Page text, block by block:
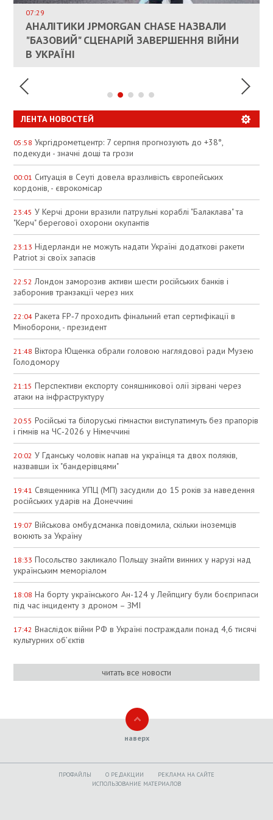
КАНДИДАТ В ПРЕМЬЕРЫ ПОЛЬШИ ПРИЗВАЛ
ЕС ПРЕКРАТИТЬ ВОЕННУЮ ПОМОЩЬ
УКРАИНЕ
07:29
АНАЛІТИКИ JPMORGAN CHASE НАЗВАЛИ
"БАЗОВИЙ" СЦЕНАРІЙ ЗАВЕРШЕННЯ ВІЙНИ
В УКРАЇНІ
СОСТОИТСЯ В БЛИЖАЙШЕЕ ВРЕМЯ, –
РЮТТЕ
ПАЛИВНИЙ РИНОК РОЗІГРІЛИ ШТУЧНО:
АНАЛІТИКИ ЗВИНУВАТИЛИ АЗС У
СПЕКУЛЯЦІЇ
ЛЕНТА НОВОСТЕЙ
05:58 Укргідрометцентр: 7 серпня прогнозують до +38°,
подекуди - значні дощі та грози
00:01 Ситуація в Сеуті довела вразливість європейських
кордонів, - єврокомісар
23:45 У Керчі дрони вразили патрульні кораблі "Балаклава" та
"Керч" берегової охорони окупантів
23:13 Нідерланди не можуть надати Україні додаткові ракети
Patriot зі своїх запасів
22:52 Лондон заморозив активи шести російських банків і
заборонив транзакції через них
22:04 Ракета FP‑7 проходить фінальний етап сертифікації в
Міноборони, - президент
21:48 Віктора Ющенка обрали головою наглядової ради Музею
Голодомору
21:15 Перспективи експорту соняшникової олії зірвані через
атаки на інфраструктуру
20:55 Російські та білоруські гімнастки виступатимуть без прапорів
і гімнів на ЧС‑2026 у Німеччині
20:02 У Гданську чоловік напав на українця та двох поляків,
назвавши їх "бандерівцями"
19:41 Священника УПЦ (МП) засудили до 15 років за наведення
російських ударів на Донеччині
19:07 Військова омбудсманка повідомила, скільки іноземців
воюють за Україну
18:33 Посольство закликало Польщу знайти винних у нарузі над
українським меморіалом
18:08 На борту українського Ан-124 у Лейпцигу були боєприпаси
під час інциденту з дроном – ЗМІ
17:42 Внаслідок війни РФ в Україні постраждали понад 4,6 тисячі
культурних об’єктів
читать все новости
наверх
ПРОФАЙЛЫ O РЕДАКЦИИ
РЕКЛАМА НА САЙТЕ
ИСПОЛЬЗОВАНИЕ МАТЕРИАЛОВ